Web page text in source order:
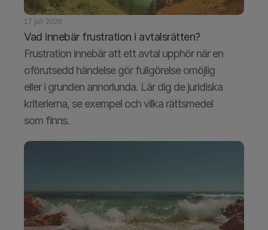
17 juli 2026
Vad innebär frustration i avtalsrätten?
Frustration innebär att ett avtal upphör när en
oförutsedd händelse gör fullgörelse omöjlig
eller i grunden annorlunda. Lär dig de juridiska
kriterierna, se exempel och vilka rättsmedel
som finns.